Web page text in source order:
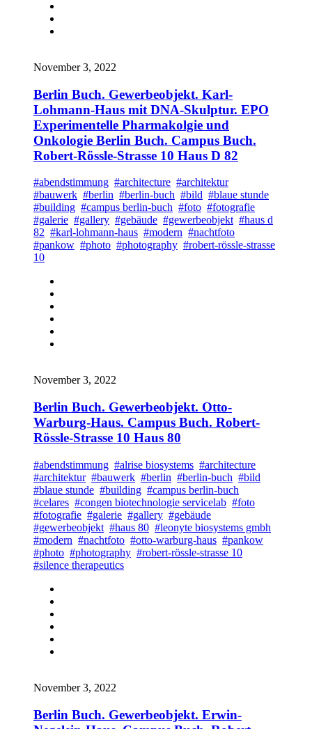
November 3, 2022
Berlin Buch. Gewerbeobjekt. Karl-
Lohmann-Haus mit DNA-Skulptur. EPO
Experimentelle Pharmakolgie und
Onkologie Berlin Buch. Campus Buch.
Robert-Rössle-Strasse 10 Haus D 82
#abendstimmung #architecture #architektur
#bauwerk #berlin #berlin-buch #bild #blaue stunde
#building #campus berlin-buch #foto #fotografie
#galerie #gallery #gebäude #gewerbeobjekt #haus d
82 #karl-lohmann-haus #modern #nachtfoto
#pankow #photo #photography #robert-rössle-strasse
10
November 3, 2022
Berlin Buch. Gewerbeobjekt. Otto-
Warburg-Haus. Campus Buch. Robert-
Rössle-Strasse 10 Haus 80
#abendstimmung #alrise biosystems #architecture
#architektur #bauwerk #berlin #berlin-buch #bild
#blaue stunde #building #campus berlin-buch
#celares #congen biotechnologie servicelab #foto
#fotografie #galerie #gallery #gebäude
#gewerbeobjekt #haus 80 #leonyte biosystems gmbh
#modern #nachtfoto #otto-warburg-haus #pankow
#photo #photography #robert-rössle-strasse 10
#silence therapeutics
November 3, 2022
Berlin Buch. Gewerbeobjekt. Erwin-